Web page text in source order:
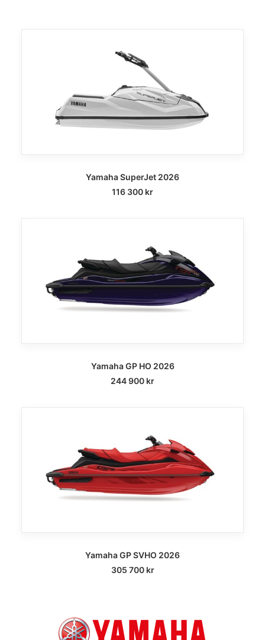
Yamaha SuperJet 2026
116 300 kr
Yamaha GP HO 2026
244 900 kr
Yamaha GP SVHO 2026
305 700 kr